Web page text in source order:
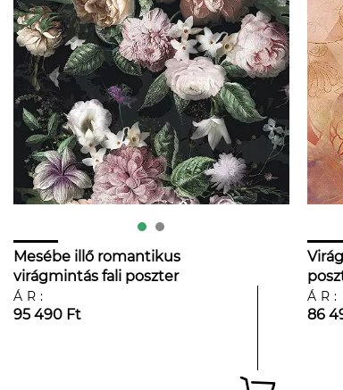
Mesébe illő romantikus
virágmintás fali poszter
ÁR:
95 490 Ft
ÁR:
86